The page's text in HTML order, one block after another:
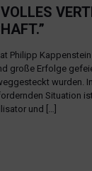
Philipp
große Erfolge
wurden.
Situation
und […]